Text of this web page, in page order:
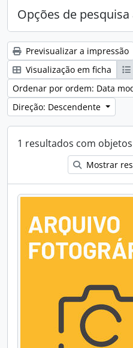
Opções de pesquisa
Previsualizar a impressão
Visualização em ficha
Ordenar por ordem: Data
Direção: Descendente
1 resultados com
Mostrar